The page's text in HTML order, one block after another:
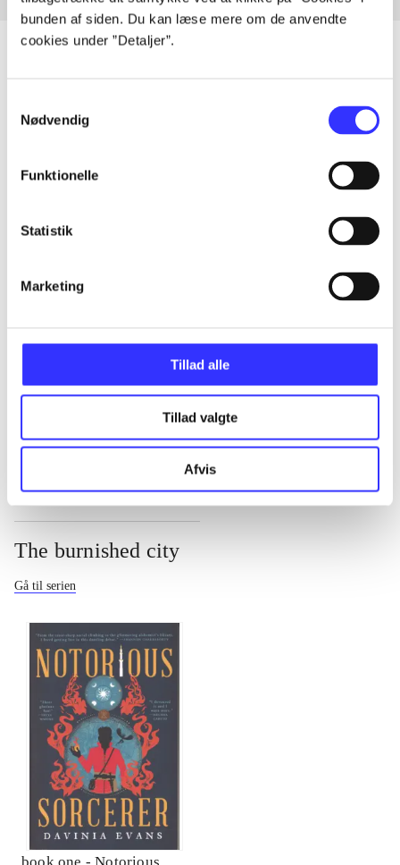
bunden af siden. Du kan læse mere om de anvendte
cookies under ”Detaljer”.
Nødvendig
Funktionelle
Statistik
Marketing
Tillad alle
Tillad valgte
Afvis
Alle registrerede artikler fordelt på udgivelser
...
The burnished city
Gå til serien